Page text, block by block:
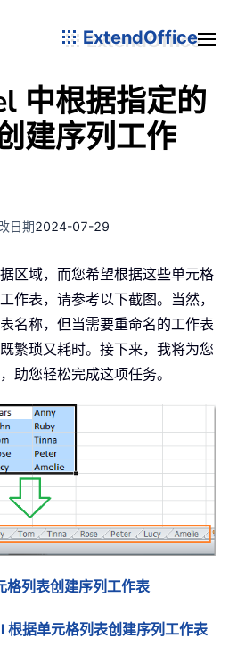
ExtendOffice
中根据指定的
建序列工作
日期2024-07-29
区域，而您希望根据这些单元格
作表，请参考以下截图。当然，
名称，但当需要重命名的工作表
繁琐又耗时。接下来，我将为您
助您轻松完成这项任务。
列表创建序列工作表
据单元格列表创建序列工作表